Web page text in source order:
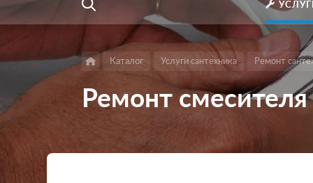
Каталог Услуги сантехника Ремонт
Ремонт